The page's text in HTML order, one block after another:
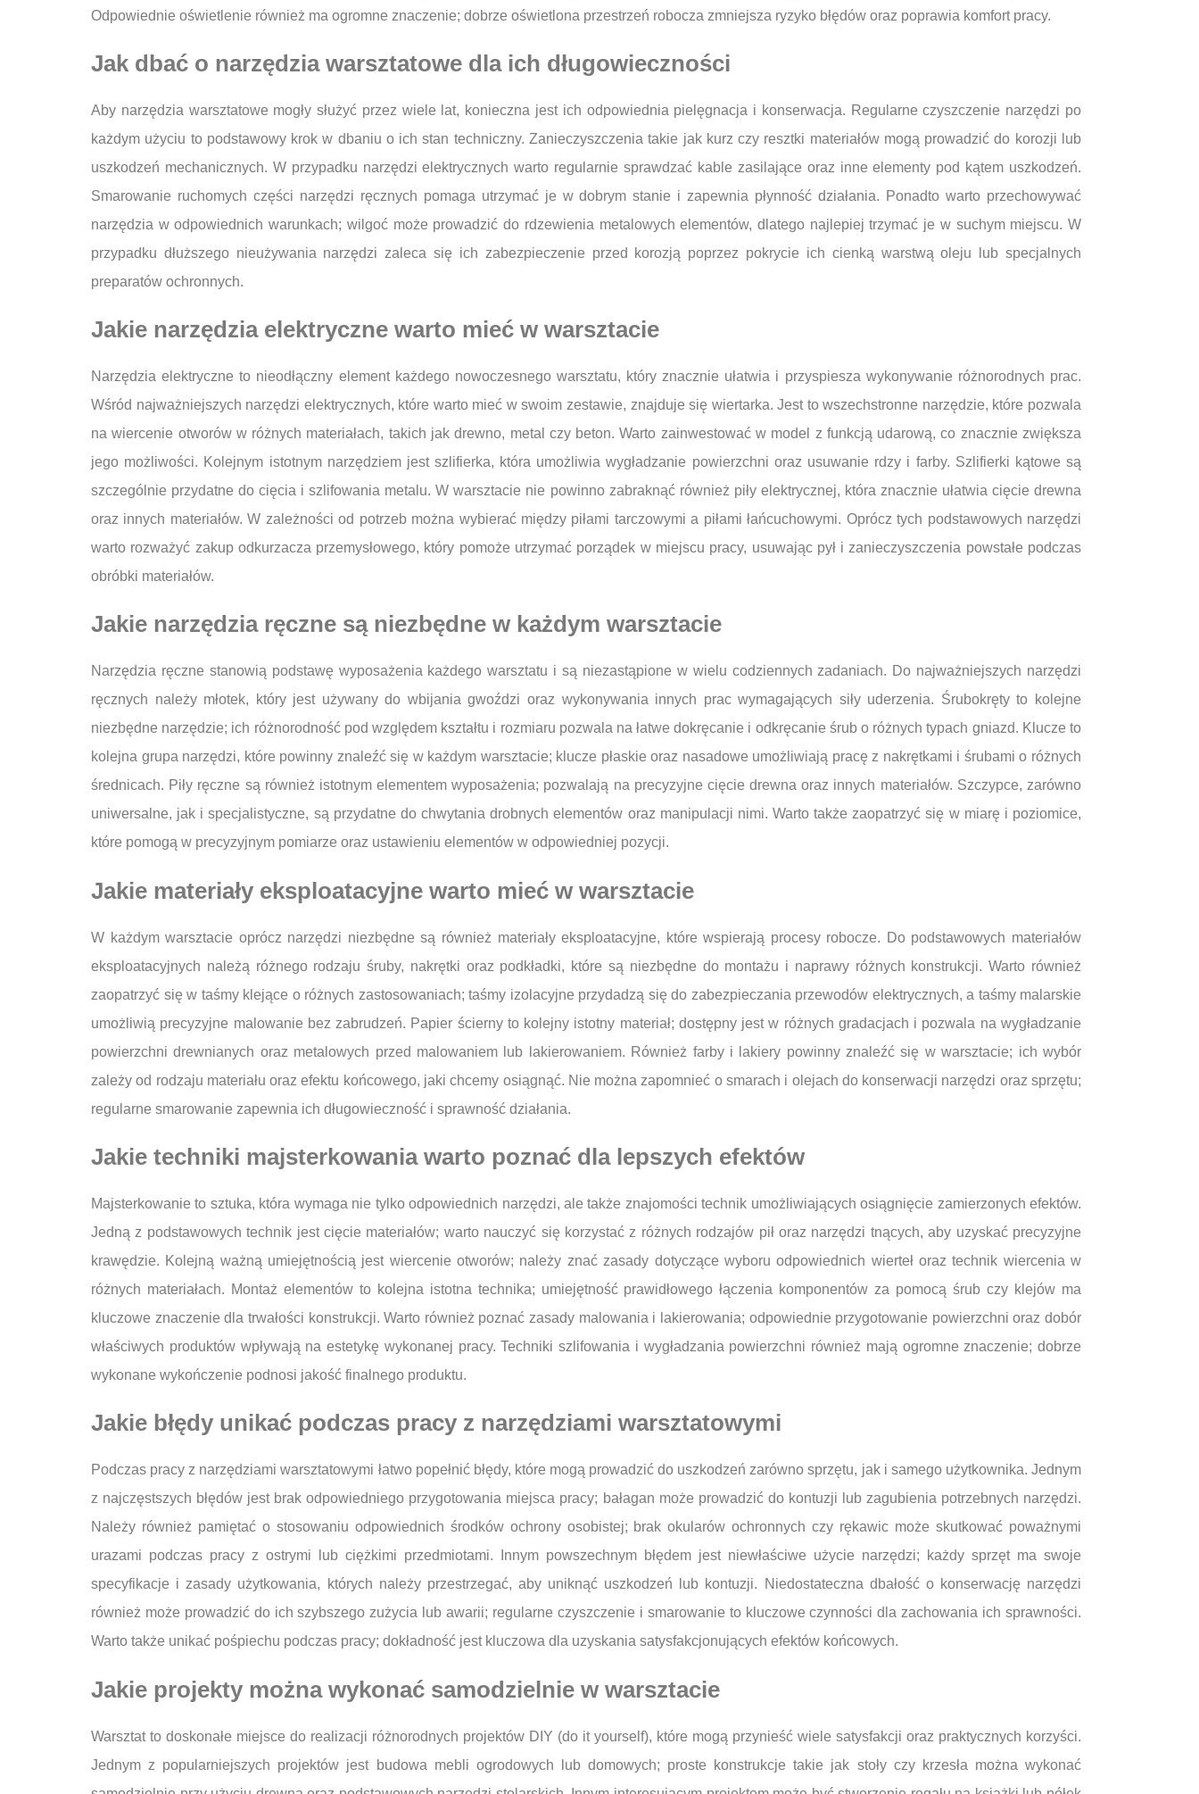
Odpowiednie oświetlenie również ma ogromne znaczenie; dobrze oświetlona przestrzeń robocza zmniejsza ryzyko błędów oraz poprawia komfort pracy.
Jak dbać o narzędzia warsztatowe dla ich długowieczności
Aby narzędzia warsztatowe mogły służyć przez wiele lat, konieczna jest ich odpowiednia pielęgnacja i konserwacja. Regularne czyszczenie narzędzi po
każdym użyciu to podstawowy krok w dbaniu o ich stan techniczny. Zanieczyszczenia takie jak kurz czy resztki materiałów mogą prowadzić do korozji lub
uszkodzeń mechanicznych. W przypadku narzędzi elektrycznych warto regularnie sprawdzać kable zasilające oraz inne elementy pod kątem uszkodzeń.
Smarowanie ruchomych części narzędzi ręcznych pomaga utrzymać je w dobrym stanie i zapewnia płynność działania. Ponadto warto przechowywać
narzędzia w odpowiednich warunkach; wilgoć może prowadzić do rdzewienia metalowych elementów, dlatego najlepiej trzymać je w suchym miejscu. W
przypadku dłuższego nieużywania narzędzi zaleca się ich zabezpieczenie przed korozją poprzez pokrycie ich cienką warstwą oleju lub specjalnych
preparatów ochronnych.
Jakie narzędzia elektryczne warto mieć w warsztacie
Narzędzia elektryczne to nieodłączny element każdego nowoczesnego warsztatu, który znacznie ułatwia i przyspiesza wykonywanie różnorodnych prac.
Wśród najważniejszych narzędzi elektrycznych, które warto mieć w swoim zestawie, znajduje się wiertarka. Jest to wszechstronne narzędzie, które pozwala
na wiercenie otworów w różnych materiałach, takich jak drewno, metal czy beton. Warto zainwestować w model z funkcją udarową, co znacznie zwiększa
jego możliwości. Kolejnym istotnym narzędziem jest szlifierka, która umożliwia wygładzanie powierzchni oraz usuwanie rdzy i farby. Szlifierki kątowe są
szczególnie przydatne do cięcia i szlifowania metalu. W warsztacie nie powinno zabraknąć również piły elektrycznej, która znacznie ułatwia cięcie drewna
oraz innych materiałów. W zależności od potrzeb można wybierać między piłami tarczowymi a piłami łańcuchowymi. Oprócz tych podstawowych narzędzi
warto rozważyć zakup odkurzacza przemysłowego, który pomoże utrzymać porządek w miejscu pracy, usuwając pył i zanieczyszczenia powstałe podczas
obróbki materiałów.
Jakie narzędzia ręczne są niezbędne w każdym warsztacie
Narzędzia ręczne stanowią podstawę wyposażenia każdego warsztatu i są niezastąpione w wielu codziennych zadaniach. Do najważniejszych narzędzi
ręcznych należy młotek, który jest używany do wbijania gwoździ oraz wykonywania innych prac wymagających siły uderzenia. Śrubokręty to kolejne
niezbędne narzędzie; ich różnorodność pod względem kształtu i rozmiaru pozwala na łatwe dokręcanie i odkręcanie śrub o różnych typach gniazd. Klucze to
kolejna grupa narzędzi, które powinny znaleźć się w każdym warsztacie; klucze płaskie oraz nasadowe umożliwiają pracę z nakrętkami i śrubami o różnych
średnicach. Piły ręczne są również istotnym elementem wyposażenia; pozwalają na precyzyjne cięcie drewna oraz innych materiałów. Szczypce, zarówno
uniwersalne, jak i specjalistyczne, są przydatne do chwytania drobnych elementów oraz manipulacji nimi. Warto także zaopatrzyć się w miarę i poziomice,
które pomogą w precyzyjnym pomiarze oraz ustawieniu elementów w odpowiedniej pozycji.
Jakie materiały eksploatacyjne warto mieć w warsztacie
W każdym warsztacie oprócz narzędzi niezbędne są również materiały eksploatacyjne, które wspierają procesy robocze. Do podstawowych materiałów
eksploatacyjnych należą różnego rodzaju śruby, nakrętki oraz podkładki, które są niezbędne do montażu i naprawy różnych konstrukcji. Warto również
zaopatrzyć się w taśmy klejące o różnych zastosowaniach; taśmy izolacyjne przydadzą się do zabezpieczania przewodów elektrycznych, a taśmy malarskie
umożliwią precyzyjne malowanie bez zabrudzeń. Papier ścierny to kolejny istotny materiał; dostępny jest w różnych gradacjach i pozwala na wygładzanie
powierzchni drewnianych oraz metalowych przed malowaniem lub lakierowaniem. Również farby i lakiery powinny znaleźć się w warsztacie; ich wybór
zależy od rodzaju materiału oraz efektu końcowego, jaki chcemy osiągnąć. Nie można zapomnieć o smarach i olejach do konserwacji narzędzi oraz sprzętu;
regularne smarowanie zapewnia ich długowieczność i sprawność działania.
Jakie techniki majsterkowania warto poznać dla lepszych efektów
Majsterkowanie to sztuka, która wymaga nie tylko odpowiednich narzędzi, ale także znajomości technik umożliwiających osiągnięcie zamierzonych efektów.
Jedną z podstawowych technik jest cięcie materiałów; warto nauczyć się korzystać z różnych rodzajów pił oraz narzędzi tnących, aby uzyskać precyzyjne
krawędzie. Kolejną ważną umiejętnością jest wiercenie otworów; należy znać zasady dotyczące wyboru odpowiednich wierteł oraz technik wiercenia w
różnych materiałach. Montaż elementów to kolejna istotna technika; umiejętność prawidłowego łączenia komponentów za pomocą śrub czy klejów ma
kluczowe znaczenie dla trwałości konstrukcji. Warto również poznać zasady malowania i lakierowania; odpowiednie przygotowanie powierzchni oraz dobór
właściwych produktów wpływają na estetykę wykonanej pracy. Techniki szlifowania i wygładzania powierzchni również mają ogromne znaczenie; dobrze
wykonane wykończenie podnosi jakość finalnego produktu.
Jakie błędy unikać podczas pracy z narzędziami warsztatowymi
Podczas pracy z narzędziami warsztatowymi łatwo popełnić błędy, które mogą prowadzić do uszkodzeń zarówno sprzętu, jak i samego użytkownika. Jednym
z najczęstszych błędów jest brak odpowiedniego przygotowania miejsca pracy; bałagan może prowadzić do kontuzji lub zagubienia potrzebnych narzędzi.
Należy również pamiętać o stosowaniu odpowiednich środków ochrony osobistej; brak okularów ochronnych czy rękawic może skutkować poważnymi
urazami podczas pracy z ostrymi lub ciężkimi przedmiotami. Innym powszechnym błędem jest niewłaściwe użycie narzędzi; każdy sprzęt ma swoje
specyfikacje i zasady użytkowania, których należy przestrzegać, aby uniknąć uszkodzeń lub kontuzji. Niedostateczna dbałość o konserwację narzędzi
również może prowadzić do ich szybszego zużycia lub awarii; regularne czyszczenie i smarowanie to kluczowe czynności dla zachowania ich sprawności.
Warto także unikać pośpiechu podczas pracy; dokładność jest kluczowa dla uzyskania satysfakcjonujących efektów końcowych.
Jakie projekty można wykonać samodzielnie w warsztacie
Warsztat to doskonałe miejsce do realizacji różnorodnych projektów DIY (do it yourself), które mogą przynieść wiele satysfakcji oraz praktycznych korzyści.
Jednym z popularniejszych projektów jest budowa mebli ogrodowych lub domowych; proste konstrukcje takie jak stoły czy krzesła można wykonać